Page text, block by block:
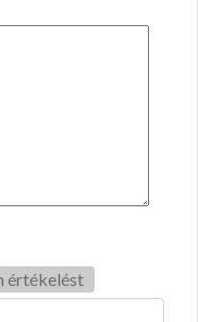
értékelést